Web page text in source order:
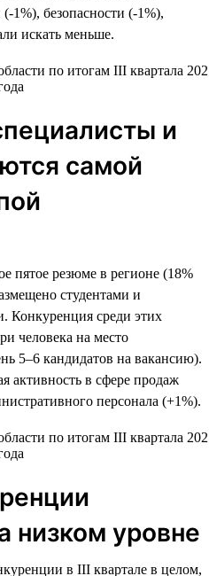
1%), безопасности (-1%),
искать меньше.
и
самой
пятое резюме в регионе (18%
студентами и
Конкуренция среди этих
человека на место
5–6 кандидатов на вакансию).
активность в сфере продаж
персонала (+1%).
низком уровне
в III квартале в целом,